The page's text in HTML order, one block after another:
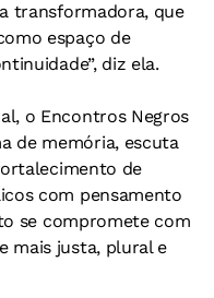
transformadora, que
espaço de
diz ela.
o Encontros Negros
de memória, escuta
de
com pensamento
se compromete com
mais justa, plural e